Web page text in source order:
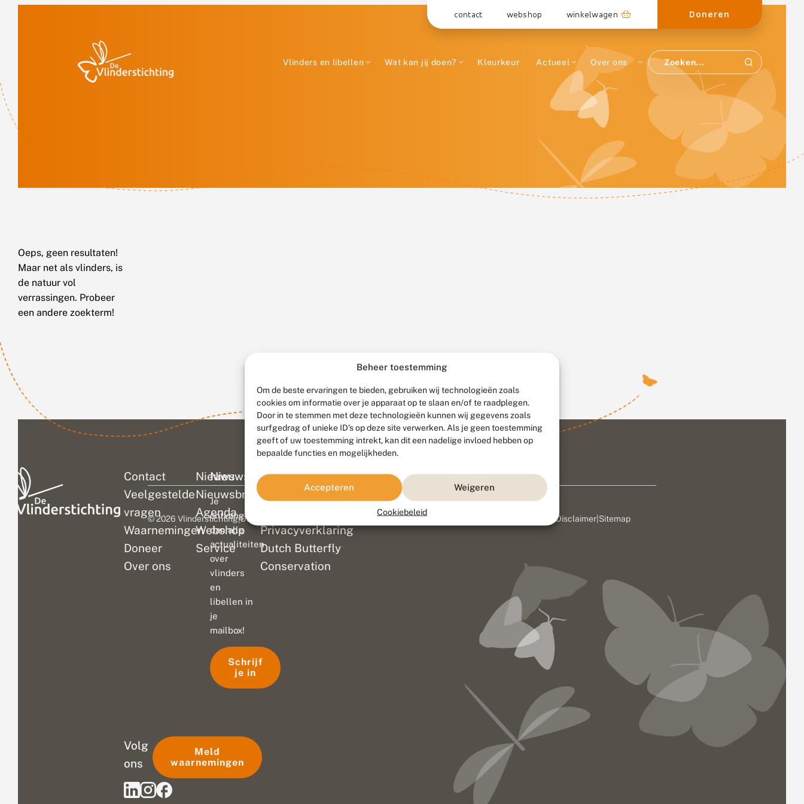
Beheer toestemming
Om de beste ervaringen te bieden, gebruiken wij technologieën zoals
cookies om informatie over je apparaat op te slaan en/of te raadplegen.
Door in te stemmen met deze technologieën kunnen wij gegevens zoals
surfgedrag of unieke ID's op deze site verwerken. Als je geen toestemming
geeft of uw toestemming intrekt, kan dit een nadelige invloed hebben op
bepaalde functies en mogelijkheden.
Accepteren Weigeren
Cookiebeleid
contact webshop winkelwagen Doneren
Vlinders en libellen Wat kan jij doen? Kleurkeur Actueel Over ons
Oeps, geen resultaten!
Maar net als vlinders, is
de natuur vol
verrassingen. Probeer
een andere zoekterm!
Contact
Veelgestelde
vragen
Waarnemingen
Doneer
Over ons
Nieuws
Nieuwsbrief
Agenda
Webshop
Service
Colofon
Disclaimer
Privacyverklaring
Dutch Butterfly
Conservation
Nieuwsbrief
Je
ontvangt
dan alle
actualiteiten
over
vlinders
en
libellen in
je
mailbox!
Schrijf
je in
Volg
ons
Meld
waarnemingen
© 2026 Vlinderstichting|Duurzaam ontwikkeld door Go2People, ontworpen door Disclaimer Sitemap